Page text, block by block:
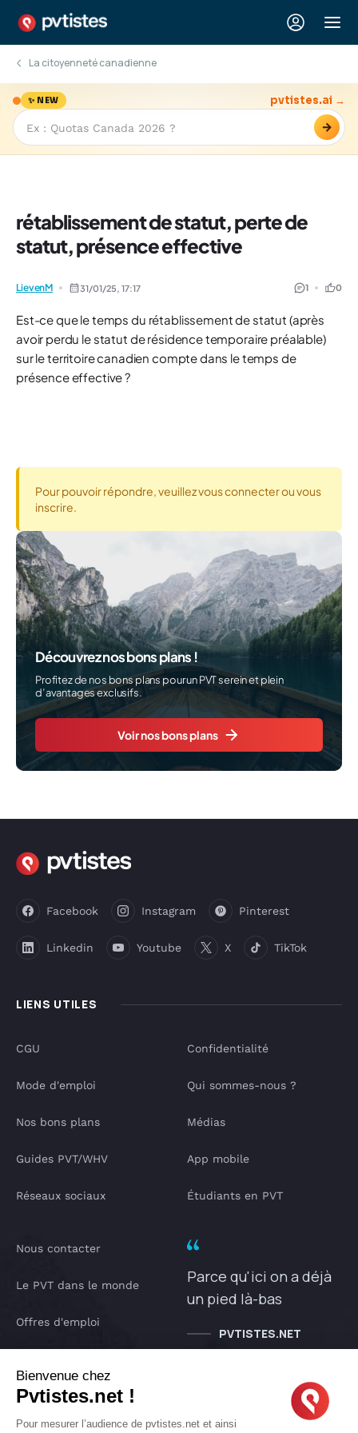
La citoyenneté canadienne
✨ NEW
→
pvtistes.ai →
rétablissement de statut, perte de
statut, présence effective
LievenM 31/01/25,17:17 1 0
Est-ce que le temps du rétablissement de statut (après
avoir perdu le statut de résidence temporaire préalable)
sur le territoire canadien compte dans le temps de
présence effective ?
Pour pouvoir répondre, veuillez vous connecter ou vous
inscrire.
Découvrez nos bons plans !
Profitez de nos bons plans pour un PVT serein et plein
d’avantages exclusifs.
Voir nos bons plans
LIENS UTILES
Facebook Instagram Pinterest
Linkedin Youtube X TikTok
CGU
Mode d'emploi
Nos bons plans
Guides PVT/WHV
Réseaux sociaux
Confidentialité
Qui sommes-nous ?
Médias
App mobile
Étudiants en PVT
Nous contacter
Le PVT dans le monde
Offres d'emploi
IA pvtistes
Parce qu'ici on a déjà
un pied là-bas
PVTISTES.NET
Bienvenue chez
Pvtistes.net !
Pour mesurer l’audience de pvtistes.net et ainsi